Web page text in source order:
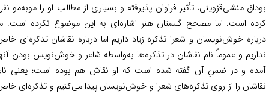
منشی‌قزوینی، تأثیر فراوان پذیرفته و بسیاری از مطالب او را موبه‌مو نقل
است. اما مصحح گلستان هنر اشاره‌ای به این موضوع نکرده است. ما
خوش‌نویسان و شعرا تذکره زیاد داریم اما درباره نقاشان تذکره‌ای خاص
و عموماً نام نقاشان در تذکره‌ها به‌واسطه شاعر و خوش‌نویس بودن آنها
و در ضمنِ آن گفته شده است که او نقاش هم بوده است؛ یعنی نام
را از روی تذکره‌های شعرا و خوش‌نویسان پیدا می‌کنیم و تذکره‌ای خاص